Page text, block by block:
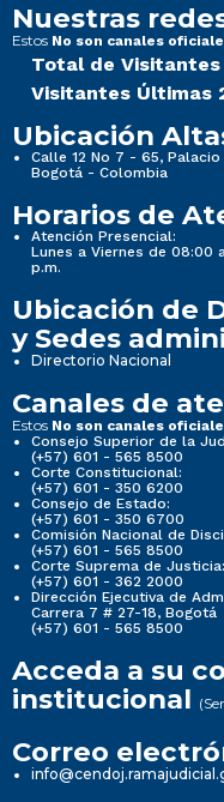
Nuestras
Estos No son canales
Total de Visitantes
Visitantes Últimas
Ubicación
Calle 12 No 7 - 65,
Bogotá - Colombia
Horarios de
Atención Presencial:
Lunes a Viernes de 08:00
p.m.
Ubicación de
y Sedes
Directorio Nacional
Canales de
Estos No son canales
Consejo Superior de la
(+57) 601 - 565 8500
Corte Constitucional:
(+57) 601 - 350 6200
Consejo de Estado:
(+57) 601 - 350 6700
Comisión Nacional de
(+57) 601 - 565 8500
Corte Suprema de Justicia:
(+57) 601 - 362 2000
Dirección Ejecutiva de
Carrera 7 # 27-18, Bogotá
(+57) 601 - 565 8500
Acceda a su
institucional
Correo